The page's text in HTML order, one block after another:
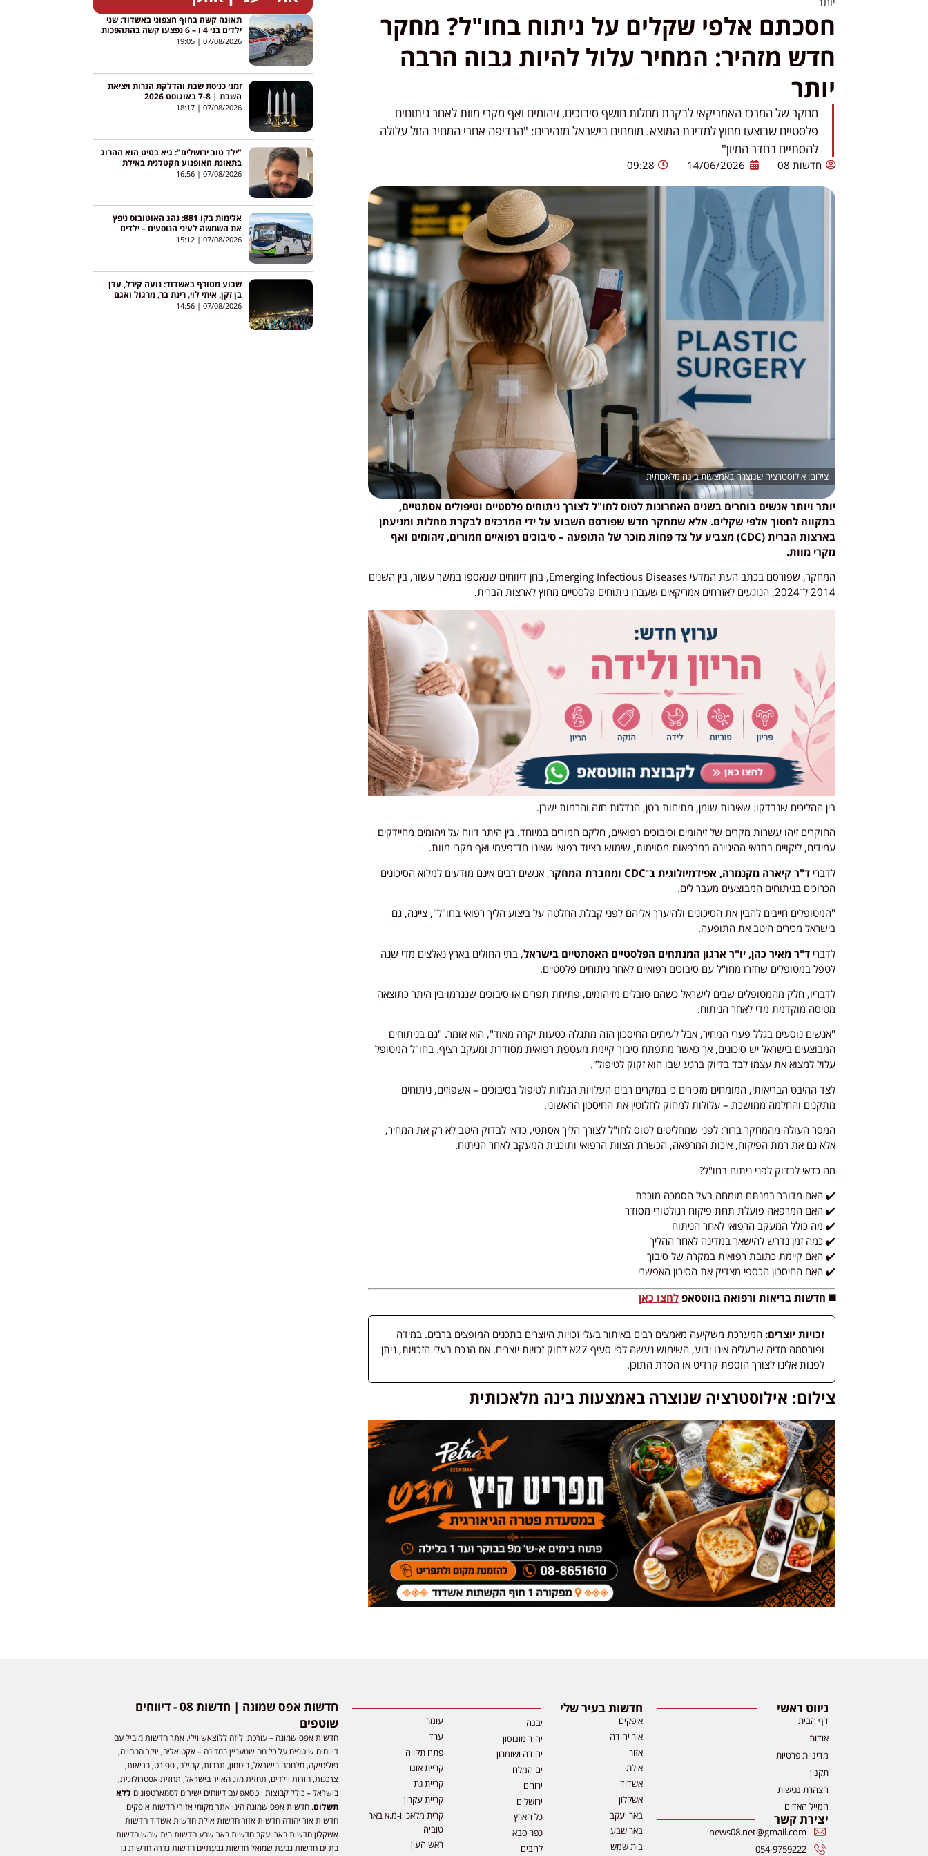
חסכתם אלפי שקלים על ניתוח בחו"ל? מחקר
חדש מזהיר: המחיר עלול להיות גבוה הרבה
יותר
מחקר של המרכז האמריקאי לבקרת מחלות חושף סיבוכים, זיהומים ואף מקרי מוות לאחר ניתוחים
פלסטיים שבוצעו מחוץ למדינת המוצא. מומחים בישראל מזהירים: "הרדיפה אחרי המחיר הזול עלולה
להסתיים בחדר המיון"
חדשות 08 14/06/2026
09:28
אילוסטרציה שנוצרה באמצעות בינה מלאכותית
יותר ויותר אנשים בוחרים בשנים האחרונות לטוס לחו"ל לצורך ניתוחים פלסטיים וטיפולים אסתטיים,
בתקווה לחסוך אלפי שקלים. אלא שמחקר חדש שפורסם השבוע על ידי המרכזים לבקרת מחלות ומניעתן
בארצות הברית (CDC) מצביע על צד פחות מוכר של התופעה – סיבוכים רפואיים חמורים, זיהומים ואף
מקרי מוות.
המחקר, שפורסם בכתב העת המדעי Emerging Infectious Diseases, בחן דיווחים שנאספו במשך עשור, בין השנים
2014 ל־2024, הנוגעים לאזרחים אמריקאים שעברו ניתוחים פלסטיים מחוץ לארצות הברית.
בין ההליכים שנבדקו: שאיבות שומן, מתיחות בטן, הגדלות חזה והרמות ישבן.
החוקרים זיהו עשרות מקרים של זיהומים וסיבוכים רפואיים, חלקם חמורים במיוחד. בין היתר דווח על זיהומים מחיידקים
עמידים, ליקויים בתנאי ההיגיינה במרפאות מסוימות, שימוש בציוד רפואי שאינו חד־פעמי ואף מקרי מוות.
לדבריד"ר קיארה מקנמרה, אפידמיולוגית ב־CDC ומחברת המחק
ר, אנשים רבים אינם מודעים למלוא הסיכונים
הכרוכים בניתוחים המבוצעים מעבר לים.
"המטופלים חייבים להבין את הסיכונים ולהיערך אליהם לפני קבלת החלטה על ביצוע הליך רפואי בחו"ל", ציינה, גם
בישראל מכירים היטב את התופעה.
לדבריד"ר מאיר כהן, יו"ר ארגון המנתחים הפלסטיים האסתטיים בישראל, בתי החולים בארץ נאלצים מדי שנה
לטפל במטופלים שחזרו מחו"ל עם סיבוכים רפואיים לאחר ניתוחים פלסטיים.
לדבריו, חלק מהמטופלים שבים לישראל כשהם סובלים מזיהומים, פתיחת תפרים או סיבוכים שנגרמו בין היתר כתוצאה
מטיסה מוקדמת מדי לאחר הניתוח.
"אנשים נוסעים בגלל פערי המחיר, אבל לעיתים החיסכון הזה מתגלה כטעות יקרה מאוד", הוא אומר. "גם בניתוחים
המבוצעים בישראל יש סיכונים, אך כאשר מתפתח סיבוך קיימת מעטפת רפואית מסודרת ומעקב רציף. בחו"ל המטופל
עלול למצוא את עצמו לבד בדיוק ברגע שבו הוא זקוק לטיפול".
לצד ההיבט הבריאותי, המומחים מזכירים כי במקרים רבים העלויות הנלוות לטיפול בסיבוכים – אשפוזים, ניתוחים
מתקנים והחלמה ממושכת – עלולות למחוק לחלוטין את החיסכון הראשוני.
המסר העולה מהמחקר ברור: לפני שמחליטים לטוס לחו"ל לצורך הליך אסתטי, כדאי לבדוק היטב לא רק את המחיר,
אלא גם את רמת הפיקוח, איכות המרפאה, הכשרת הצוות הרפואי ותוכנית המעקב לאחר הניתוח.
מה כדאי לבדוק לפני ניתוח בחו"ל?
✔️ האם מדובר במנתח מומחה בעל הסמכה מוכרת
✔️ האם המרפאה פועלת תחת פיקוח רגולטורי מסודר
✔️ מה כולל המעקב הרפואי לאחר הניתוח
✔️ כמה זמן נדרש להישאר במדינה לאחר ההליך
✔️ האם קיימת כתובת רפואית במקרה של סיבוך
✔️ האם החיסכון הכספי מצדיק את הסיכון האפשרי
◼️ חדשות בריאות ורפואה בווטסאפלחצו כאן
זכויות יוצרים: המערכת משקיעה מאמצים רבים באיתור בעלי זכויות היוצרים בתכנים המופצים ברבים. במידה
ופורסמה מדיה שבעליה אינו ידוע, השימוש נעשה לפי סעיף 27א לחוק זכויות יוצרים. אם הנכם בעלי הזכויות, ניתן
לפנות אלינו לצורך הוספת קרדיט או הסרת התוכן.
צילום: אילוסטרציה שנוצרה באמצעות בינה מלאכותית
תאונה קשה בחוף הצפוני באשדוד: שני
ילדים בני 4 ו – 6 נפצעו קשה בהתהפכות
טרקטורון באגי
07/08/2026
19:05
זמני כניסת שבת והדלקת הנרות ויציאת
השבת | 7-8 באוגוסט 2026
07/08/2026
18:17
"ילד טוב ירושלים": גיא בטיט הוא ההרוג
בתאונת האופנוע הקטלנית באילת
07/08/2026
16:56
אלימות בקו 881: נהג האוטובוס ניפץ
את השמשה לעיני הנוסעים – ילדים
צרחו; הנהג הושעה
07/08/2026
15:12
שבוע מטורף באשדוד: נועה קירל, עדן
בן זקן, איתי לוי, רינת בר, מרגול ואגם
בוחבוט – והכניסה חופשית
07/08/2026
14:56
ניווט ראשי
דף הבית
אודות
מדיניות פרטיות
תקנון
הצהרת נגישות
המייל האדום
יצירת קשר
news08.net@gmail.com
054-9759222
חדשות בעיר שלי
אופקים
אור יהודה
אזור
אילת
אשדוד
אשקלון
באר יעקב
באר שבע
בית שמש
יבנה
יהוד מונוסון
יהודה ושומרון
ים המלח
ירוחם
ירושלים
כל הארץ
כפר סבא
להבים
עומר
ערד
פתח תקווה
קריית אונו
קריית גת
קריית עקרון
קרית מלאכי ו-מ.א באר
טוביה
ראש העין
חדשות אפס שמונה | חדשות 08 - דיווחים
שוטפים
חדשות אפס שמונה – עורכת: ליזה ללוצאשווילי. אתר חדשות מוביל עם
דיווחים שוטפים על כל מה שמעניין במדינה – אקטואליה, יוקר המחייה,
פוליטיקה, מלחמה בישראל, ביטחון, תרבות, קהילה, ספורט, בריאות,
צרכנות, הורות וילדים, תחזית מזג האויר בישראל, תחזית אסטרולוגית,
בישראל – כולל קבוצות ווטסאפ עם דיווחים ישירים לסמארטפוניםללא
תשלום. חדשות אפס שמונה הינו אתר מקומי אזורי חדשות אופקים
חדשות אור יהודה חדשות אזור חדשות אילת חדשות אשדוד חדשות
אשקלון חדשות באר יעקב חדשות באר שבע חדשות בית שמש חדשות
בת ים חדשות גבעת שמואל חדשות גבעתיים חדשות גדרה חדשות גן